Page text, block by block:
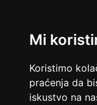
Mi
Koristimo
praćenja da
iskustvo na